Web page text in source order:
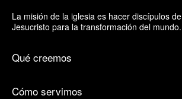
La misión de la iglesia es hacer discípulos de
Jesucristo para la transformación del mundo.
Qué creemos
Cómo servimos